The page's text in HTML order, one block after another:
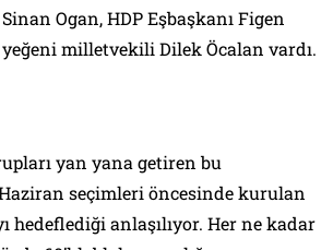
Ogan, HDP Eşbaşkanı Figen
milletvekili Dilek Öcalan vardı.
yan yana getiren bu
seçimleri öncesinde kurulan
hedeflediği anlaşılıyor. Her ne kadar